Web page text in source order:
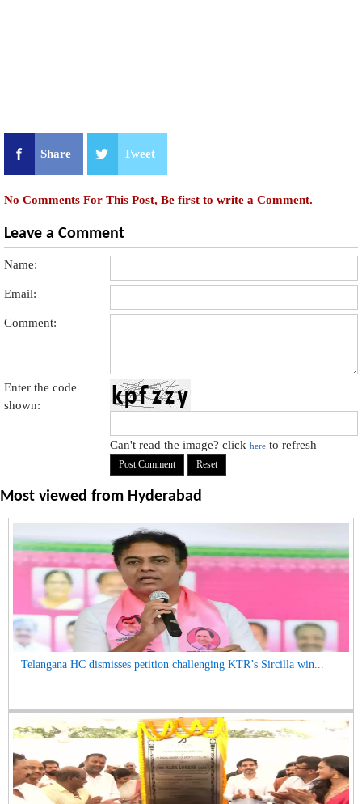
Share Tweet
No Comments For This Post, Be first to write a Comment.
Leave a Comment
Name:
Email:
Comment:
Enter the code
shown:
Can't read the image? clickhere to refresh
Most viewed from Hyderabad
Telangana HC dismisses petition challenging KTR’s Sircilla win...